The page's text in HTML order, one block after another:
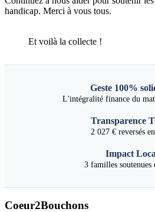
handicap. Merci à vous tous.
Et voilà la collecte !
Geste 100%
L'intégralité finance du
Transparence
2 027 € reversés
Impact
3 familles soutenues
Coeur2Bouchons